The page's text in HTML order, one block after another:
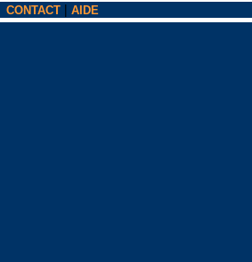
CONTACT | AIDE